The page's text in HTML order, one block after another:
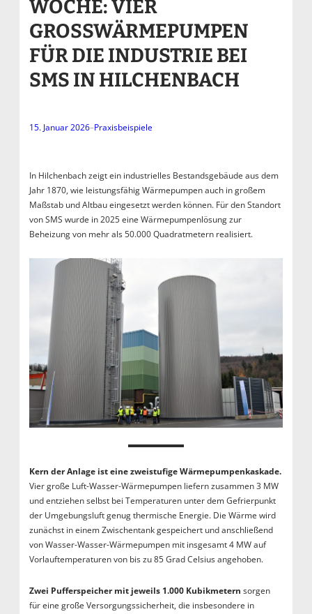
WOCHE: VIER
GROSSWÄRMEPUMPEN F
ÜR DIE INDUSTRIE BEI S
MS IN HILCHENBACH
15. Januar 2026–Praxisbeispiele
In Hilchenbach zeigt ein industrielles Bestandsgebäude aus dem
Jahr 1870, wie leistungsfähig Wärmepumpen auch in großem
Maßstab und Altbau eingesetzt werden können. Für den Standort
von SMS wurde in 2025 eine Wärmepumpenlösung zur
Beheizung von mehr als 50.000 Quadratmetern realisiert.
Kern der Anlage ist eine zweistufige Wärmepumpenkaskade.
Vier große Luft-Wasser-Wärmepumpen liefern zusammen 3 MW
und entziehen selbst bei Temperaturen unter dem Gefrierpunkt
der Umgebungsluft genug thermische Energie. Die Wärme wird
zunächst in einem Zwischentank gespeichert und anschließend
von Wasser-Wasser-Wärmepumpen mit insgesamt 4 MW auf
Vorlauftemperaturen von bis zu 85 Grad Celsius angehoben.
Zwei Pufferspeicher mit jeweils 1.000 Kubikmetern sorgen
für eine große Versorgungssicherheit, die insbesondere in